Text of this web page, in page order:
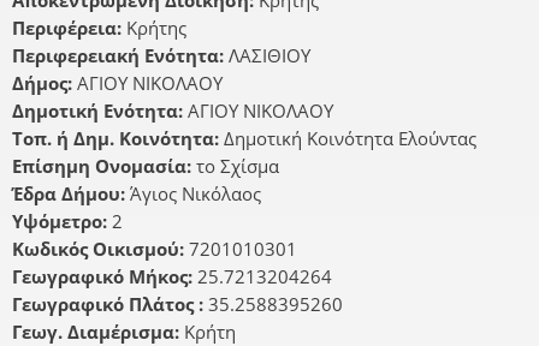
Περιφέρεια: Κρήτης
Περιφερειακή Ενότητα: ΛΑΣΙΘΙΟΥ
Δήμος: ΑΓΙΟΥ ΝΙΚΟΛΑΟΥ
Δημοτική Ενότητα: ΑΓΙΟΥ ΝΙΚΟΛΑΟΥ
Τοπ. ή Δημ. Κοινότητα: Δημοτική Κοινότητα Ελούντας
Επίσημη Ονομασία: το Σχίσμα
Έδρα Δήμου: Άγιος Νικόλαος
Υψόμετρο: 2
Κωδικός Οικισμού: 7201010301
Γεωγραφικό Μήκος: 25.7213204264
Γεωγραφικό Πλάτος : 35.2588395260
Γεωγ. Διαμέρισμα: Κρήτη